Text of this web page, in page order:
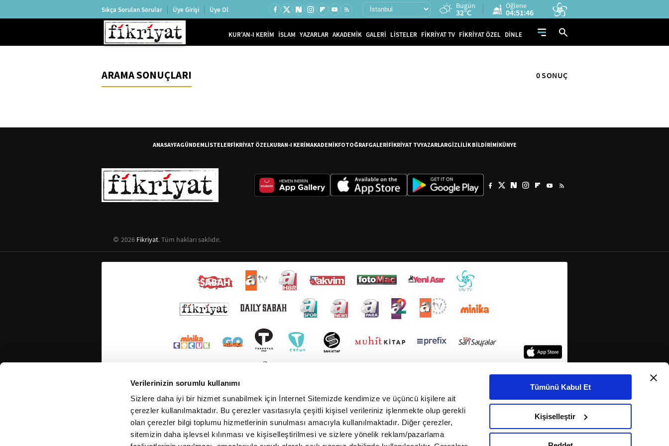
Verilerinizin sorumlu kullanımı
Sizlere daha iyi bir hizmet sunabilmek için İnternet Sitemizde kendimize ve üçüncü kişilere ait
çerezler kullanılmaktadır. Bu çerezler vasıtasıyla çeşitli kişisel verileriniz işlenmekte olup gerekli
olan çerezler bilgi toplumu hizmetlerinin sunulması amacıyla kullanılmaktadır. Diğer çerezler,
sitemizin daha işlevsel kılınması ve kişiselleştirilmesi ve sizlere yönelik reklam/pazarlama
Tümünü Kabul Et
Kişiselleştir
Sıkça Sorulan Sorular Üye Girişi Üye Ol Bugün
32°C
Öğlene
04:51:46
KUR'AN-I KERİM İSLAM YAZARLAR AKADEMİK GALERİ LİSTELER FİKRİYAT TV FİKRİYAT ÖZEL DİNLE
ARAMA SONUÇLARI 0 SONUÇ
ANASAYFAGÜNDEMLİSTELERFİKRİYAT ÖZELKURAN-I KERİMAKADEMİKFOTOĞRAFGALERİFİKRİYAT TVYAZARLARGİZLİLİK BİLDİRİMİKÜNYE
2026 Fikriyat. Tüm hakları saklıdır.